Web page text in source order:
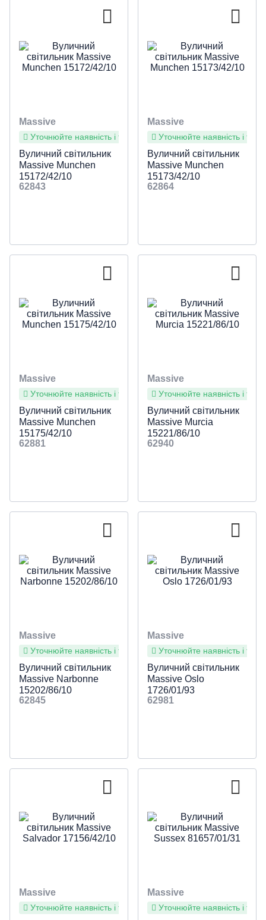
Massive
Уточнюйте наявність і терміни
Вуличний світильник
Massive Munchen
15172/42/10
62843
Massive
Уточнюйте наявність і
Вуличний світильник
Massive Munchen
15173/42/10
62864
Massive
Уточнюйте наявність і терміни
Вуличний світильник
Massive Munchen
15175/42/10
62881
Massive
Уточнюйте наявність і
Вуличний світильник
Massive Murcia
15221/86/10
62940
Massive
Уточнюйте наявність і терміни
Вуличний світильник
Massive Narbonne
15202/86/10
62845
Massive
Уточнюйте наявність і
Вуличний світильник
Massive Oslo
1726/01/93
62981
Massive
Уточнюйте наявність і терміни
Massive
Уточнюйте наявність і